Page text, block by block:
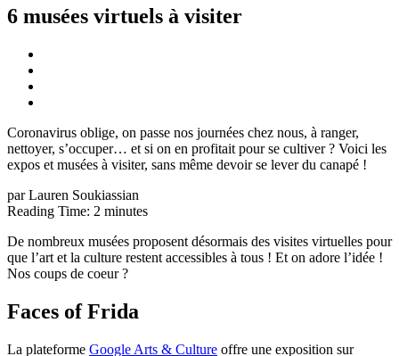
6 musées virtuels à visiter
Coronavirus oblige, on passe nos journées chez nous, à ranger,
nettoyer, s’occuper… et si on en profitait pour se cultiver ? Voici les
expos et musées à visiter, sans même devoir se lever du canapé !
par Lauren Soukiassian
Reading Time: 2 minutes
De nombreux musées proposent désormais des visites virtuelles pour
que l’art et la culture restent accessibles à tous ! Et on adore l’idée !
Nos coups de coeur ?
Faces of Frida
La plateforme Google Arts & Culture offre une exposition sur